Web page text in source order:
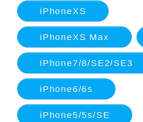
iPhoneXS
iPhoneXS Max
iPhone7/8/SE2/SE3
iPhone6/6s
iPhone5/5s/SE